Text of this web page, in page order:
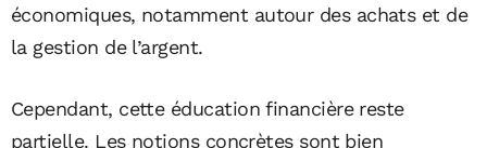
économiques, notamment autour des achats et de
la gestion de l’argent.
Cependant, cette éducation financière reste
partielle. Les notions concrètes sont bien